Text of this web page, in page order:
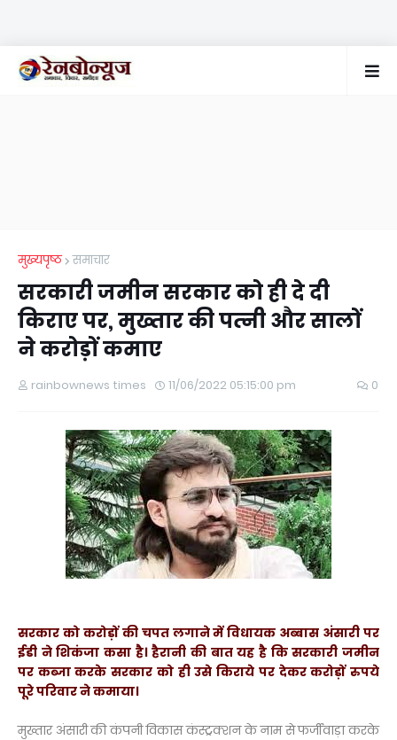
मुख्यपृष्ठ समाचार
सरकारी जमीन सरकार को ही दे दी
किराए पर, मुख्‍तार की पत्‍नी और सालों
ने करोड़ों कमाए
rainbownews times 11/06/2022 05:15:00 pm 0
सरकार को करोड़ों की चपत लगाने में विधायक अब्बास अंसारी पर
ईडी ने शिकंजा कसा है। हैरानी की बात यह है कि सरकारी जमीन
पर कब्जा करके सरकार को ही उसे किराये पर देकर करोड़ों रुपये
पूरे परिवार ने कमाया।
मुख्तार अंसारी की कंपनी विकास कंस्ट्रक्शन के नाम से फर्जीवाड़ा करके